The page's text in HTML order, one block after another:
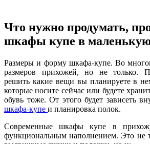
Что нужно продумать,
шкафы купе в
Размеры и форму шкафа-купе. Во
размеров прихожей, но не только.
решить какие вещи вы планируете в
которые носите сейчас или будете
обувь тоже. От этого будет зависеть
шкафа-купе и планировка полок.
Современные шкафы купе в
функциональным наполнением. Это не